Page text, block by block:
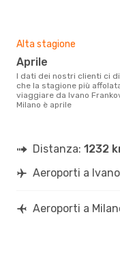
Alta stagione
aprile
I dati dei nostri clienti ci dicono
che la stagione più
viaggiare da Ivano
Milano è aprile
Distanza: 1232
Aeroporti a
Aeroporti a